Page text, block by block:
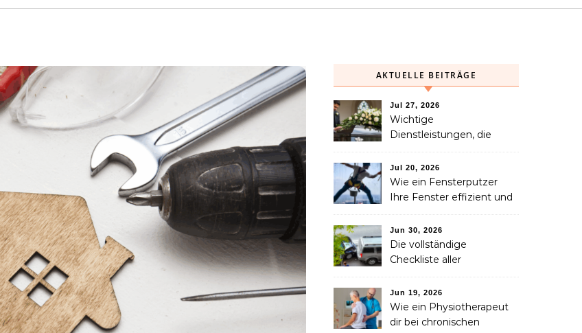
AKTUELLE BEITRÄGE
Jul 27, 2026
Wichtige
Dienstleistungen, die
Verlust eines geliebten
Menschen helfen können
Jul 20, 2026
Wie ein Fensterputzer
Ihre Fenster effizient und
Jun 30, 2026
Die vollständige
Checkliste aller
nach einem Unfall
benötigen
Jun 19, 2026
Wie ein Physiotherapeut
dir bei chronischen